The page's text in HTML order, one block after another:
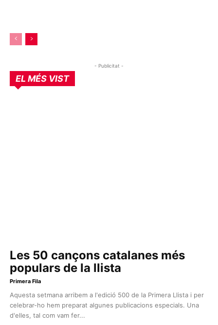
- Publicitat -
EL MÉS VIST
Les 50 cançons catalanes més
populars de la llista
Primera Fila
Aquesta setmana arribem a l'edició 500 de la Primera Llista i per
celebrar-ho hem preparat algunes publicacions especials. Una
d'elles, tal com vam fer...